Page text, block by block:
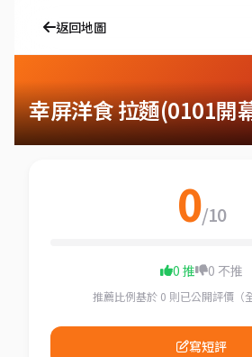
返回地圖
幸屏洋食 拉麵(0101開
0/10
0 推 0 不推
推薦比例基於 0 則已公開評價（
寫短評